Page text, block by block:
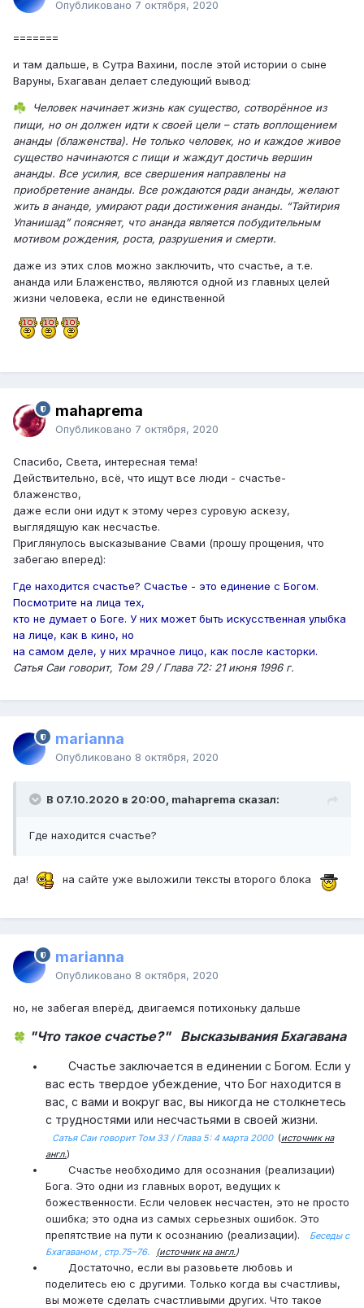
Опубликовано 7 октября, 2020
=======
и там дальше, в Сутра Вахини, после этой истории о сыне
Варуны, Бхагаван делает следующий вывод:
☘️
Человек начинает жизнь как существо, сотворённое из
пищи, но он должен идти к своей цели – стать воплощением
ананды (блаженства). Не только человек, но и каждое живое
существо начинаются с пищи и жаждут достичь вершин
ананды. Все усилия, все свершения направлены на
приобретение ананды. Все рождаются ради ананды, желают
жить в ананде, умирают ради достижения ананды. “Тайтирия
Упанишад” поясняет, что ананда является побудительным
мотивом рождения, роста, разрушения и смерти.
даже из этих слов можно заключить, что счастье, а т.е.
ананда или Блаженство, являются одной из главных целей
жизни человека, если не единственной
mahaprema
Опубликовано 7 октября, 2020
Спасибо, Света, интересная тема!
Действительно, всё, что ищут все люди - счастье-
блаженство,
даже если они идут к этому через суровую аскезу,
выглядящую как несчастье.
Приглянулось высказывание Свами (прошу прощения, что
забегаю вперед):
Где находится счастье? Счастье - это единение с Богом.
Посмотрите на лица тех,
кто не думает о Боге. У них может быть искусственная улыбка
на лице, как в кино, но
на самом деле, у них мрачное лицо, как после касторки.
Сатья Саи говорит, Том 29 / Глава 72: 21 июня 1996 г.
marianna
Опубликовано 8 октября, 2020
В 07.10.2020 в 20:00, mahaprema сказал:
Где находится счастье?
да! на сайте уже выложили тексты второго блока
marianna
Опубликовано 8 октября, 2020
но, не забегая вперёд, двигаемся потихоньку дальше
🍀 "Что такое счастье?" Высказывания Бхагавана
Счастье заключается в единении с Богом. Если у
вас есть твердое убеждение, что Бог находится в
вас, с вами и вокруг вас, вы никогда не столкнетесь
с трудностями или несчастьями в своей жизни.
Сатья Саи говорит Том 33 / Глава 5: 4 марта 2000 (источник на
англ.)
Счастье необходимо для осознания (реализации)
Бога. Это одни из главных ворот, ведущих к
божественности. Если человек несчастен, это не просто
ошибка; это одна из самых серьезных ошибок. Это
препятствие на пути к осознанию (реализации).
Беседы с
Бхагаваном , стр.75–76.
(источник на англ.)
Достаточно, если вы разовьете любовь и
поделитесь ею с другими. Только когда вы счастливы,
вы можете сделать счастливыми других. Что такое